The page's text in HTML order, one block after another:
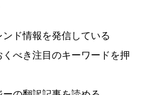
ド情報を発信している
べき注目のキーワードを押